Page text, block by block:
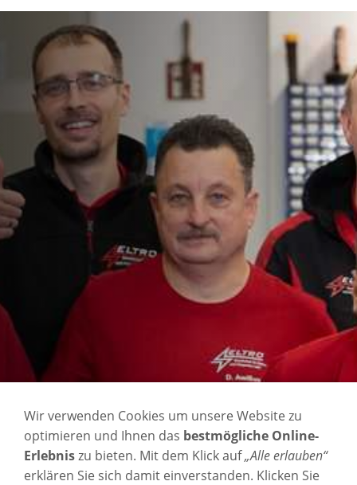
Wir verwenden Cookies um unsere Website zu
optimieren und Ihnen das bestmögliche Online-
Erlebniszu bieten. Mit dem Klick auf„Alle erlauben“
erklären Sie sich damit einverstanden. Klicken Sie